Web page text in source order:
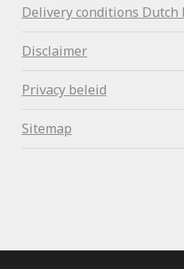
Delivery conditions
Disclaimer
Privacy beleid
Sitemap